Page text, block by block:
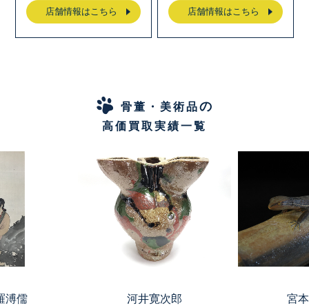
店舗情報はこちら 店舗情報はこちら
骨董・美術品の
高価買取実績一覧
溥儒
河井寛次郎
宮